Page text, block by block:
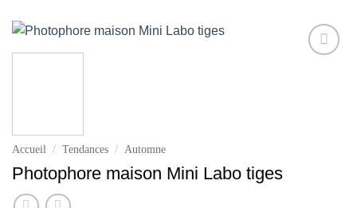
Accueil / Tendances / Automne
Photophore maison Mini Labo tiges